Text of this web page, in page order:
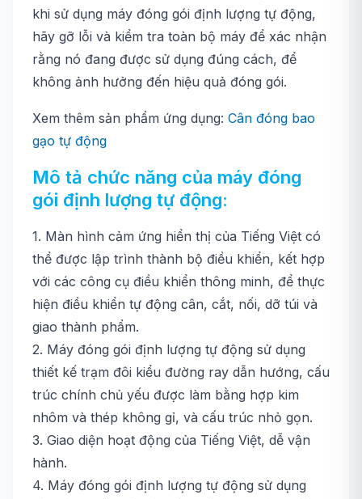
khi sử dụng máy đóng gói định lượng tự động,
hãy gỡ lỗi và kiểm tra toàn bộ máy để xác nhận
rằng nó đang được sử dụng đúng cách, để
không ảnh hưởng đến hiệu quả đóng gói.
Xem thêm sản phẩm ứng dụng: Cân đóng bao
gạo tự động
Mô tả chức năng của máy đóng
gói định lượng tự động:
1. Màn hình cảm ứng hiển thị của Tiếng Việt có
thể được lập trình thành bộ điều khiển, kết hợp
với các công cụ điều khiển thông minh, để thực
hiện điều khiển tự động cân, cắt, nối, dỡ túi và
giao thành phẩm.
2. Máy đóng gói định lượng tự động sử dụng
thiết kế trạm đôi kiểu đường ray dẫn hướng, cấu
trúc chính chủ yếu được làm bằng hợp kim
nhôm và thép không gỉ, và cấu trúc nhỏ gọn.
3. Giao diện hoạt động của Tiếng Việt, dễ vận
hành.
4. Máy đóng gói định lượng tự động sử dụng